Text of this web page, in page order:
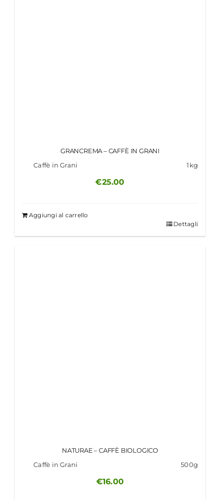
GRANCREMA – CAFFÈ IN GRANI
Caffè in Grani
1kg
€25.00
Aggiungi al carrello
Dettagli
NATURAE – CAFFÈ BIOLOGICO
Caffè in Grani
500g
€16.00